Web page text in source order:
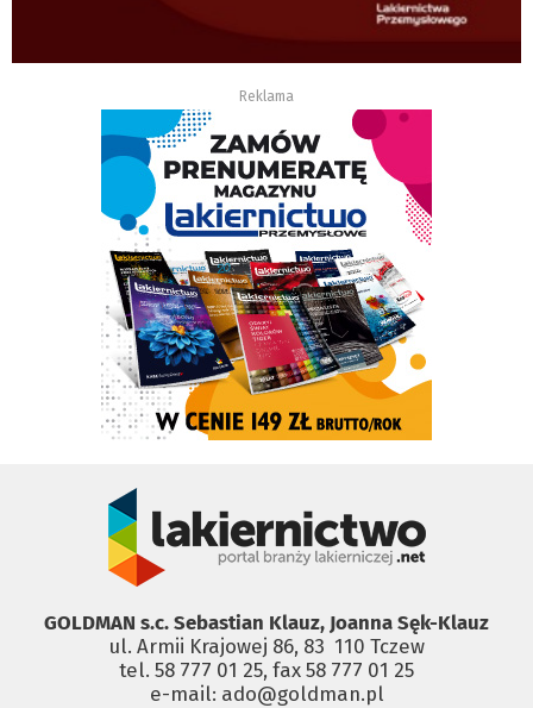
Reklama
GOLDMAN s.c. Sebastian Klauz, Joanna Sęk-Klauz
ul. Armii Krajowej 86, 83 ­ 110 Tczew
tel. 58 777 01 25, fax 58 777 01 25
e-mail: ado@goldman.pl